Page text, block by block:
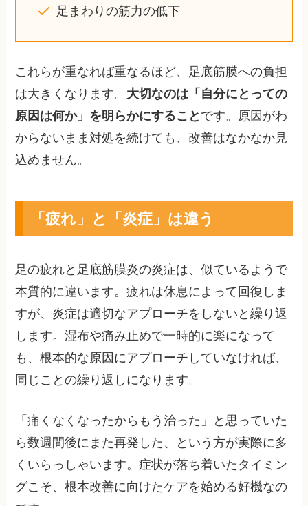
足まわりの筋力の低下
これらが重なれば重なるほど、足底筋膜への負担
は大きくなります。 大切なのは「自分にとっての
原因は何か」を明らかにすること です。原因がわ
からないまま対処を続けても、改善はなかなか見
込めません。
「疲れ」と「炎症」は違う
足の疲れと足底筋膜炎の炎症は、似ているようで
本質的に違います。疲れは休息によって回復しま
すが、炎症は適切なアプローチをしないと繰り返
します。湿布や痛み止めで一時的に楽になって
も、根本的な原因にアプローチしていなければ、
同じことの繰り返しになります。
「痛くなくなったからもう治った」と思っていた
ら数週間後にまた再発した、という方が実際に多
くいらっしゃいます。症状が落ち着いたタイミン
グこそ、根本改善に向けたケアを始める好機なの